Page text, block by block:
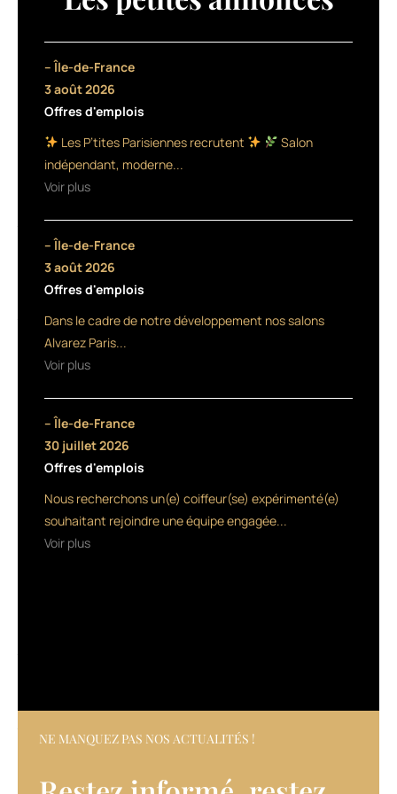
Smart
Waves,
usage
salon.
Présenté
mousse,
facilite
l’application,
permet
réaliser
ondulations
donner
la
fibre
– Île-de-France
3 août 2026
Offres d'emplois
Les P’tites Parisiennes recrutent
Salon
indépendant, moderne...
Voir plus
– Île-de-France
3 août 2026
Offres d'emplois
Dans le cadre de notre développement nos salons
Alvarez Paris...
Voir plus
– Île-de-France
30 juillet 2026
Offres d'emplois
Nous recherchons un(e) coiffeur(se) expérimenté(e)
souhaitant rejoindre une équipe engagée...
Voir plus
NE MANQUEZ PAS NOS ACTUALITÉS !